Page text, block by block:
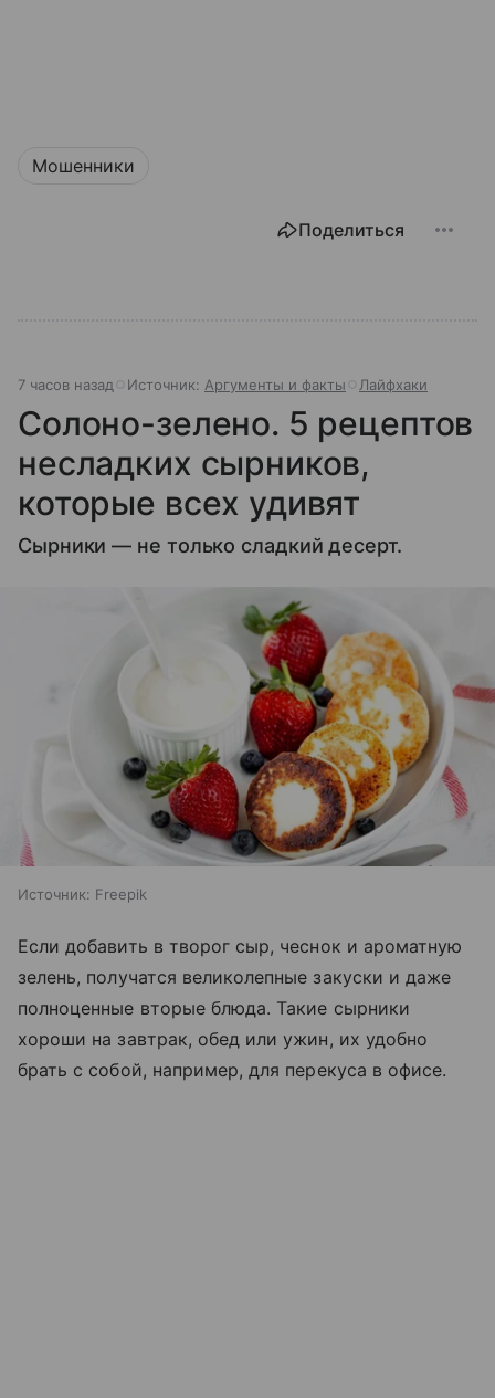
Мошенники
Поделиться
7 часов назад Источник: Аргументы и факты Лайфхаки
Солоно-зелено. 5 рецептов
несладких сырников,
которые всех удивят
Сырники — не только сладкий десерт.
Источник: Freepik
Если добавить в творог сыр, чеснок и ароматную
зелень, получатся великолепные закуски и даже
полноценные вторые блюда. Такие сырники
хороши на завтрак, обед или ужин, их удобно
брать с собой, например, для перекуса в офисе.